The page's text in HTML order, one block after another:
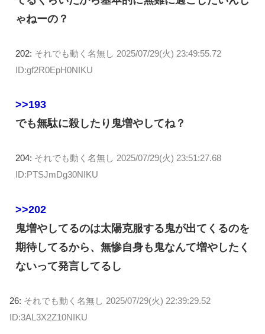
ゃねーの？
202: それでも動く名無し 2025/07/29(火) 23:49:55.72
ID:gf2R0EpH0NIKU
>>193
でも無駄に殺したり鬼増やしてね？
204: それでも動く名無し 2025/07/29(火) 23:51:27.68
ID:PTSJmDg30NIKU
>>202
鬼増やしてるのは太陽克服する鬼が出てくるのを
期待してるから、無惨自身も鬼なんて増やしたく
ないって発言してるし
26: それでも動く名無し 2025/07/29(火) 22:39:29.52
ID:3AL3X2Z10NIKU